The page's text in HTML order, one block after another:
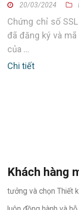
20/03/2024
Chứng chỉ số
đã đăng ký và
của ...
Chi tiết
Khách hàng
tưởng và chọn Thiết